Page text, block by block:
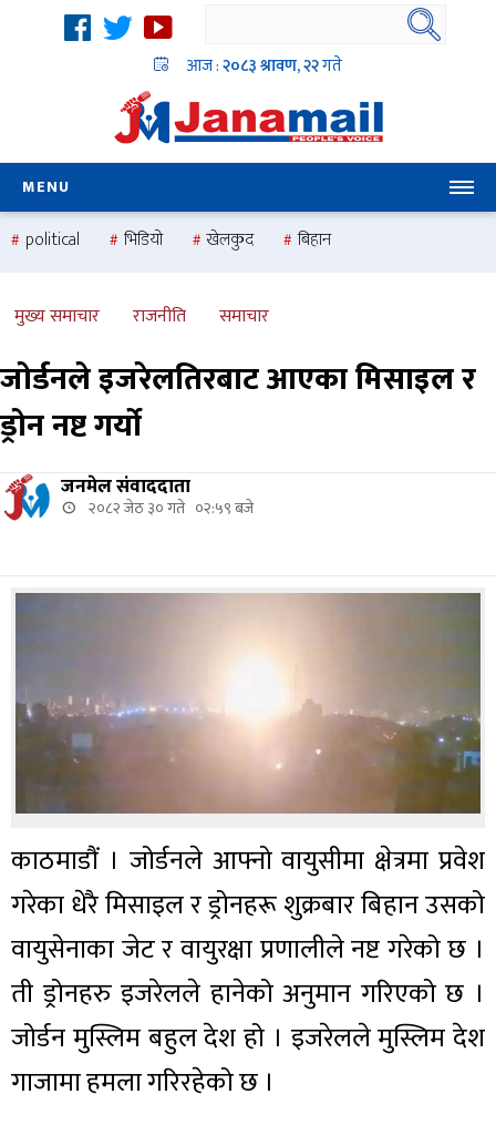
आज :२०८३ श्रावण, २२गते
MENU
political भिडियो खेलकुद
बिहान
national
health
मुख्य समाचार राजनीति समाचार
जोर्डनले इजरेलतिरबाट आएका मिसाइल र
ड्रोन नष्ट गर्यो
जनमेल संवाददाता
२०८२ जेठ ३० गते ०२:५९ बजे
काठमाडौं । जोर्डनले आफ्नो वायुसीमा क्षेत्रमा प्रवेश
गरेका धेरै मिसाइल र ड्रोनहरू शुक्रबार बिहान उसको
वायुसेनाका जेट र वायुरक्षा प्रणालीले नष्ट गरेको छ ।
ती ड्रोनहरु इजरेलले हानेको अनुमान गरिएको छ ।
जोर्डन मुस्लिम बहुल देश हो । इजरेलले मुस्लिम देश
गाजामा हमला गरिरहेको छ ।